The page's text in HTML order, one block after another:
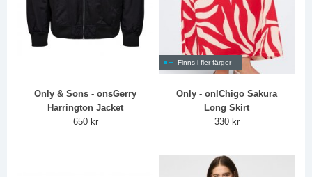
Only & Sons - onsGerry
Harrington Jacket
650 kr
Finns i fler färger
Only - onlChigo Sakura
Long Skirt
330 kr